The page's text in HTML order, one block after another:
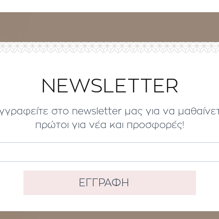
NEWSLETTER
στο newsletter μας για να
πρώτοι για νέα και προσφορές!
ΕΓΓΡΑΦΗ